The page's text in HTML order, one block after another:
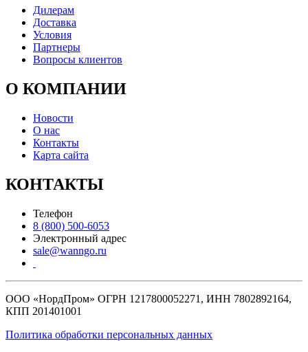
Дилерам
Доставка
Условия
Партнеры
Вопросы клиентов
О КОМПАНИИ
Новости
О нас
Контакты
Карта сайта
КОНТАКТЫ
Телефон
8 (800) 500-6053
Электронный адрес
sale@wanngo.ru
ООО «НордПром» ОГРН 1217800052271, ИНН 7802892164,
КПП 201401001
Политика обработки персональных данных